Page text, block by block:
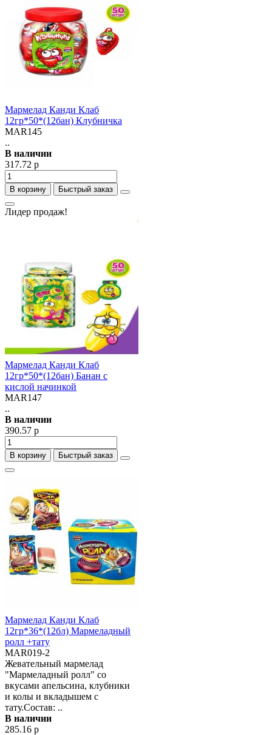
Мармелад Канди Клаб
12гр*50*(12бан) Клубничка
MAR145
..
В наличии
317.72 р
В корзину Быстрый заказ
Лидер продаж!
Мармелад Канди Клаб
12гр*50*(12бан) Банан с
кислой начинкой
MAR147
..
В наличии
390.57 р
В корзину Быстрый заказ
Мармелад Канди Клаб
12гр*36*(12бл) Мармеладный
ролл +тату
MAR019-2
Жевательный мармелад
"Мармеладный ролл" со
вкусами апельсина, клубники
и колы и вкладышем с
тату.Состав: ..
В наличии
285.16 р